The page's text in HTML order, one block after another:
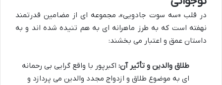
در قلب «سه سوت جادویی»، مجموعه ای از مضامین قدرتمند
نهفته است که به طرز ماهرانه ای به هم تنیده شده اند و به
داستان عمق و اعتبار می بخشند:
طلاق والدین و تأثیر آن: اکبرپور با واقع گرایی بی رحمانه
ای به موضوع طلاق و ازدواج مجدد والدین می پردازد و